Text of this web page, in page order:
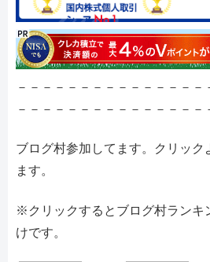
－－－－－－－－－－－－－－－
－－－－－－－－－－－－－－－
ブログ村参加してます。クリック
ます。
※クリックするとブログ村ランキ
けです。